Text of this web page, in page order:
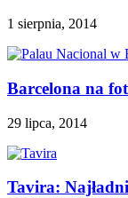
1 sierpnia, 2014
Barcelona na
29 lipca, 2014
Tavira: